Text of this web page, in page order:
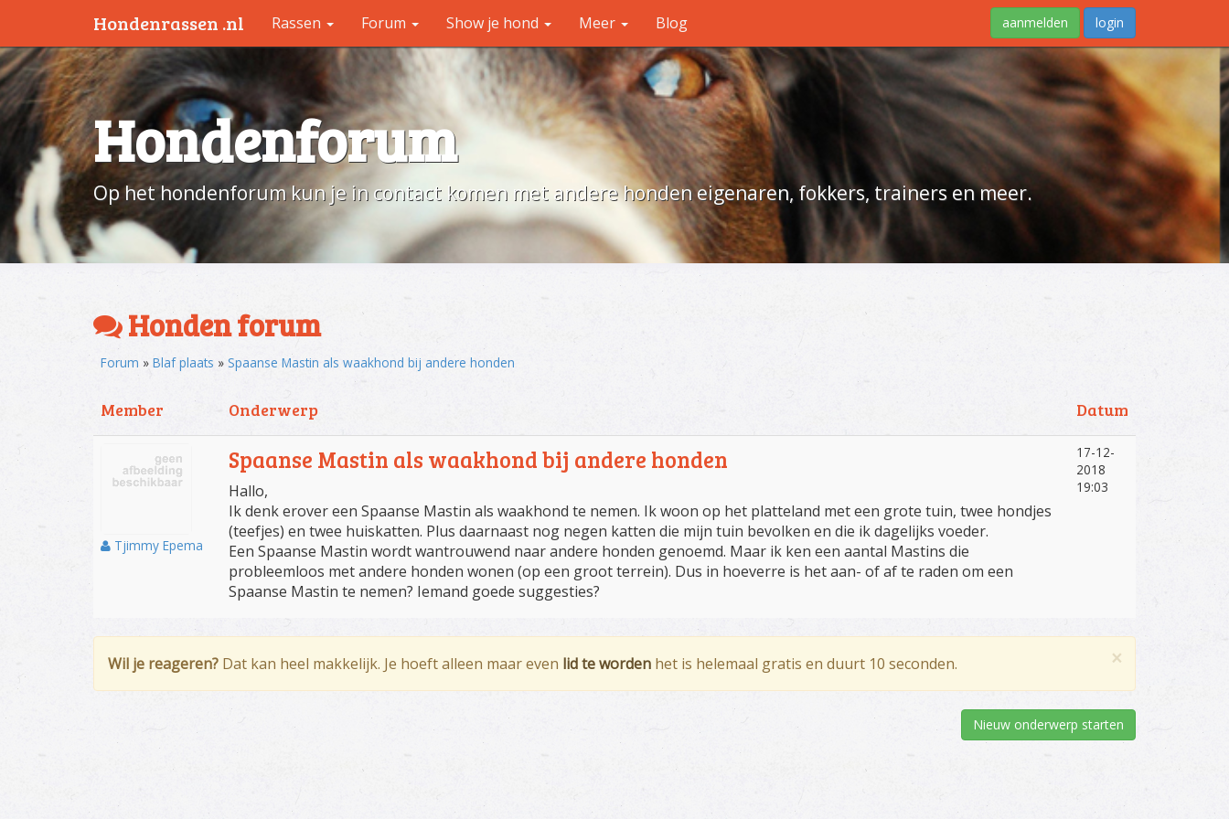
Hondenforum
Op het hondenforum kun je in contact komen met andere honden eigenaren, fokkers, trainers en meer.
Honden forum
Forum » Blaf plaats » Spaanse Mastin als waakhond bij andere honden
Member Onderwerp Datum
Tjimmy Epema
Spaanse Mastin als waakhond bij andere honden
Hallo,
Ik denk erover een Spaanse Mastin als waakhond te nemen. Ik woon op het platteland met een grote tuin, twee hondjes
(teefjes) en twee huiskatten. Plus daarnaast nog negen katten die mijn tuin bevolken en die ik dagelijks voeder.
Een Spaanse Mastin wordt wantrouwend naar andere honden genoemd. Maar ik ken een aantal Mastins die
probleemloos met andere honden wonen (op een groot terrein). Dus in hoeverre is het aan- of af te raden om een
Spaanse Mastin te nemen? Iemand goede suggesties?
17-12-
2018
19:03
×
Wil je reageren? Dat kan heel makkelijk. Je hoeft alleen maar even lid te worden het is helemaal gratis en duurt 10 seconden.
Nieuw onderwerp starten
Hondenrassen .nl Rassen Forum Show je hond Meer Blog aanmelden login